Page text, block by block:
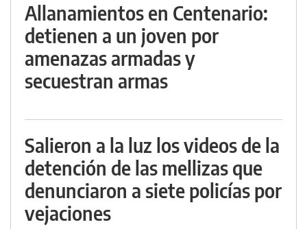
Allanamientos en Centenario:
detienen a un joven por
amenazas armadas y
secuestran armas
Salieron a la luz los videos de la
detención de las mellizas que
denunciaron a siete policías por
vejaciones